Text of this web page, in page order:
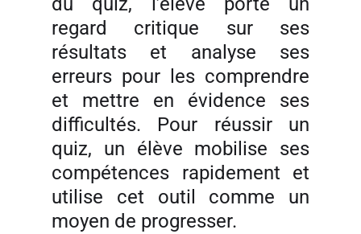
regard critique sur ses
résultats et analyse ses
erreurs pour les comprendre
et mettre en évidence ses
difficultés. Pour réussir un
quiz, un élève mobilise ses
compétences rapidement et
utilise cet outil comme un
moyen de progresser.